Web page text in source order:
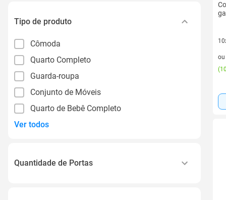
Tipo de produto
Cômoda
Quarto Completo
Guarda-roupa
Conjunto de Móveis
Quarto de Bebê Completo
Ver todos
Quantidade de Portas
ou
(